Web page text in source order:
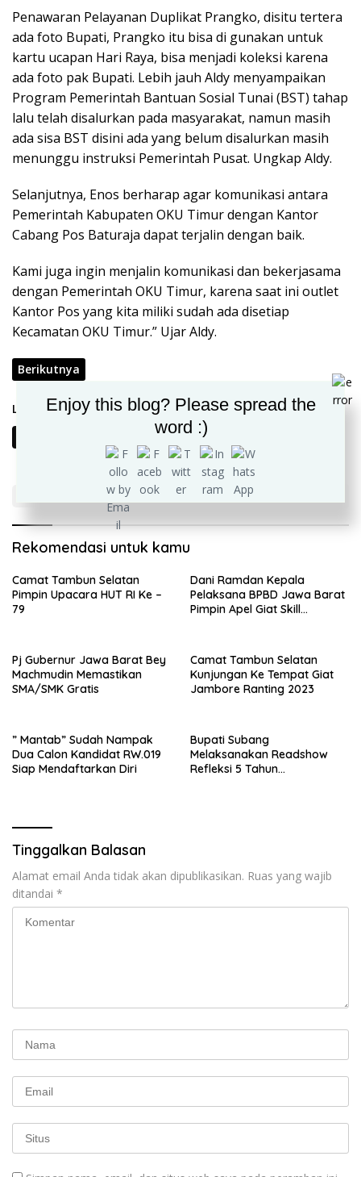
Penawaran Pelayanan Duplikat Prangko, disitu tertera
ada foto Bupati, Prangko itu bisa di gunakan untuk
kartu ucapan Hari Raya, bisa menjadi koleksi karena
ada foto pak Bupati. Lebih jauh Aldy menyampaikan
Program Pemerintah Bantuan Sosial Tunai (BST) tahap
lalu telah disalurkan pada masyarakat, namun masih
ada sisa BST disini ada yang belum disalurkan masih
menunggu instruksi Pemerintah Pusat. Ungkap Aldy.
Selanjutnya, Enos berharap agar komunikasi antara
Pemerintah Kabupaten OKU Timur dengan Kantor
Cabang Pos Baturaja dapat terjalin dengan baik.
Kami juga ingin menjalin komunikasi dan bekerjasama
dengan Pemerintah OKU Timur, karena saat ini outlet
Kantor Pos yang kita miliki sudah ada disetiap
Kecamatan OKU Timur.” Ujar Aldy.
Berikutnya
Laman:
Rekomendasi untuk kamu
Camat Tambun Selatan
Pimpin Upacara HUT RI Ke –
79
Dani Ramdan Kepala
Pelaksana BPBD Jawa Barat
Pimpin Apel Giat Skill
Pj Gubernur Jawa Barat Bey
Machmudin Memastikan
SMA/SMK Gratis
Camat Tambun Selatan
Kunjungan Ke Tempat Giat
Jambore Ranting 2023
” Mantab” Sudah Nampak
Dua Calon Kandidat RW.019
Siap Mendaftarkan Diri
Bupati Subang
Melaksanakan Readshow
Refleksi 5 Tahun
Tinggalkan Balasan
Alamat email Anda tidak akan dipublikasikan. Ruas yang wajib
ditandai *
Enjoy this blog? Please spread the
word :)